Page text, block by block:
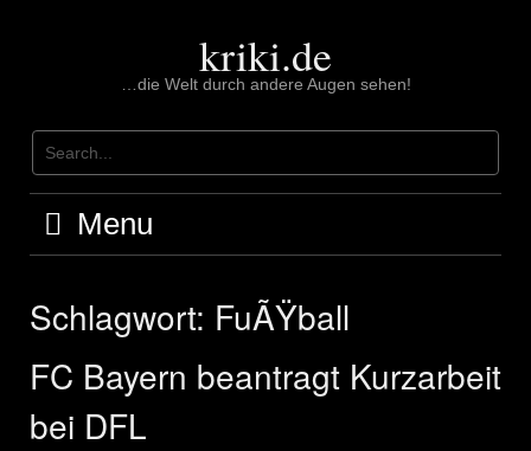
kriki.de
…die Welt durch andere Augen sehen!
Menu
Schlagwort: FuÃŸball
FC Bayern beantragt Kurzarbeit
bei DFL